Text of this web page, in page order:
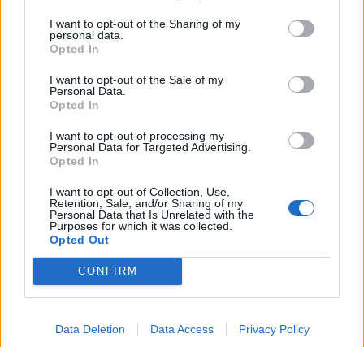
I want to opt-out of the Sharing of my
personal data.
Opted In
I want to opt-out of the Sale of my
Personal Data.
Opted In
I want to opt-out of processing my
Personal Data for Targeted Advertising.
Opted In
I want to opt-out of Collection, Use,
Retention, Sale, and/or Sharing of my
Personal Data that Is Unrelated with the
Purposes for which it was collected.
Opted Out
CONFIRM
Data Deletion Data Access Privacy Policy